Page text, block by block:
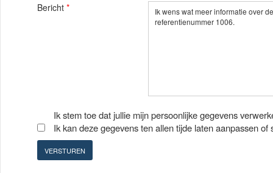
Bericht *
Ik stem toe dat jullie mijn persoonlijke gegevens
Ik kan deze gegevens ten allen tijde laten aanpassen of